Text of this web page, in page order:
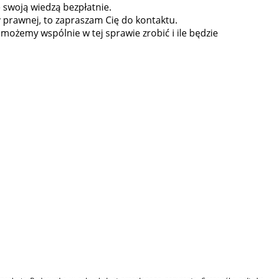
wiedzą bezpłatnie.
to zapraszam Cię do kontaktu.
wspólnie w tej sprawie zrobić i ile będzie